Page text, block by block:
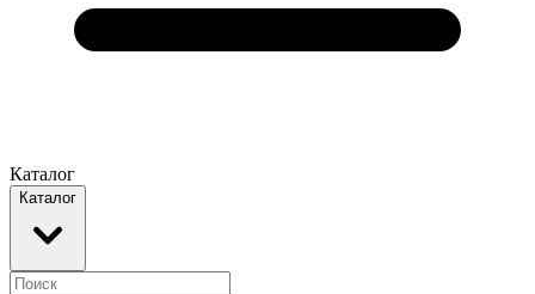
Каталог
Каталог